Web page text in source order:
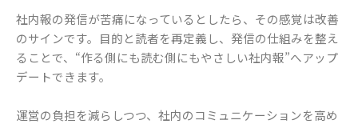
社内報の発信が苦痛になっているとしたら、その感覚は改善
のサインです。目的と読者を再定義し、発信の仕組みを整え
ることで、“作る側にも読む側にもやさしい社内報”へアップ
デートできます。
運営の負担を減らしつつ、社内のコミュニケーションを高め